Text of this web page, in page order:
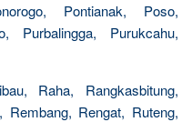
Pontianak, Poso,
Purbalingga, Purukcahu,
Raha, Rangkasbitung,
Rembang, Rengat, Ruteng,